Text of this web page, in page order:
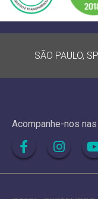
SÃO PAULO,
Acompanhe-nos